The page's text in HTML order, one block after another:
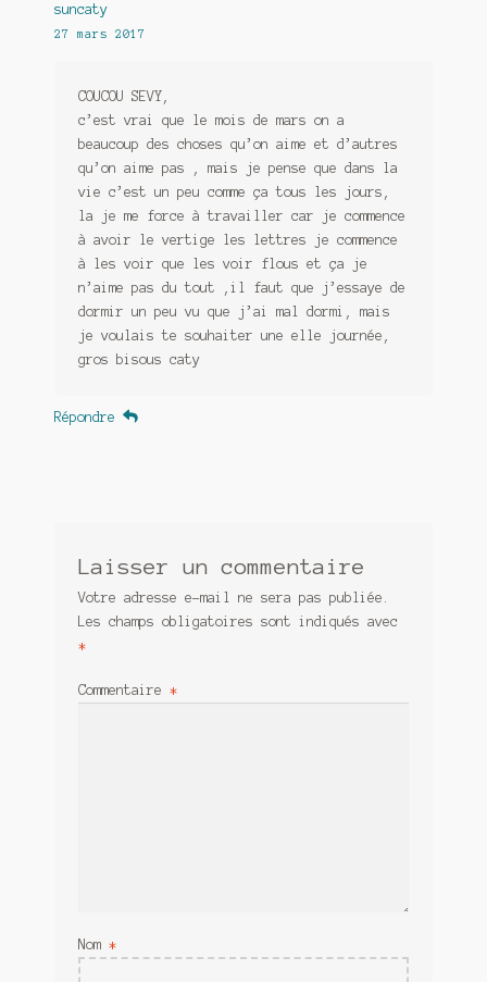
suncaty
27 mars 2017
COUCOU SEVY,
c’est vrai que le mois de mars on a
beaucoup des choses qu’on aime et d’autres
qu’on aime pas , mais je pense que dans la
vie c’est un peu comme ça tous les jours,
la je me force à travailler car je commence
à avoir le vertige les lettres je commence
à les voir que les voir flous et ça je
n’aime pas du tout ,il faut que j’essaye de
dormir un peu vu que j’ai mal dormi, mais
je voulais te souhaiter une elle journée,
gros bisous caty
Répondre
Laisser un commentaire
Votre adresse e-mail ne sera pas publiée.
Les champs obligatoires sont indiqués avec
*
Commentaire *
Nom *